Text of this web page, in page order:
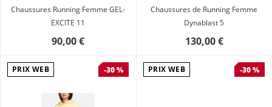
Chaussures Running Femme GEL-
EXCITE 11
90,00 €
Chaussures de Running Femme
Dynablast 5
130,00 €
PRIX WEB -30 % PRIX WEB -30 %